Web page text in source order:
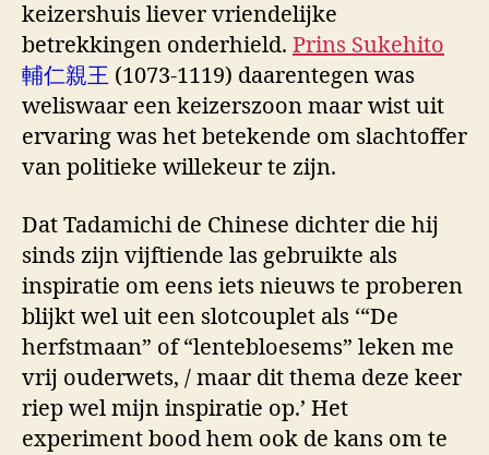
keizershuis liever vriendelijke
betrekkingen onderhield. Prins Sukehito
輔仁親王 (1073-1119) daarentegen was
weliswaar een keizerszoon maar wist uit
ervaring was het betekende om slachtoffer
van politieke willekeur te zijn.
Dat Tadamichi de Chinese dichter die hij
sinds zijn vijftiende las gebruikte als
inspiratie om eens iets nieuws te proberen
blijkt wel uit een slotcouplet als ‘“De
herfstmaan” of “lentebloesems” leken me
vrij ouderwets, / maar dit thema deze keer
riep wel mijn inspiratie op.’ Het
experiment bood hem ook de kans om te